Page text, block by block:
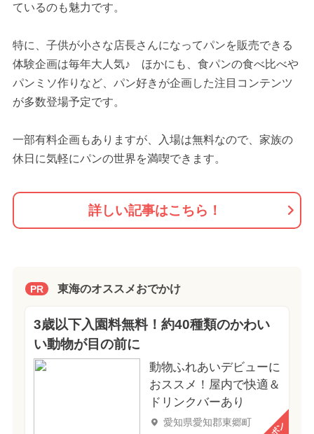
ているのも魅力です。
特に、子供が小さな店長さんになってパンを販売できる
体験企画は毎年大人気♪ ほかにも、食パンの食べ比べや
パンミソ作りなど、パン好きが企画した注目コンテンツ
が多数登場予定です。
一部有料企画もありますが、入場は無料なので、家族の
休日に気軽にパンの世界を満喫できます。
詳しい記事はこちら！
PR 東海のオススメおでかけ
3歳以下入園料無料！約40種類のかわい
い動物が目の前に
動物ふれあいデビューに
おススメ！屋内で快適＆
ドリンクバーあり
愛知県愛知郡東郷町